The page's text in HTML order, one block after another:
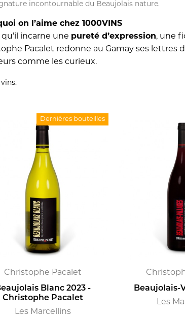
incontournable du Beaujolais nature.
on l’aime chez 1000VINS
qu’il incarne une pureté d’expression, une
Pacalet redonne au Gamay ses lettres
comme les curieux.
Christophe Pacalet
Blanc 2023 -
Christophe Pacalet
Les Marcellins
Dernières bouteilles
Beaujolais-
Les